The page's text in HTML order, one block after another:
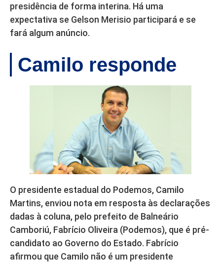
presidência de forma interina. Há uma
expectativa se Gelson Merisio participará e se
fará algum anúncio.
Camilo responde
O presidente estadual do Podemos, Camilo
Martins, enviou nota em resposta às declarações
dadas à coluna, pelo prefeito de Balneário
Camboriú, Fabrício Oliveira (Podemos), que é pré-
candidato ao Governo do Estado. Fabrício
afirmou que Camilo não é um presidente